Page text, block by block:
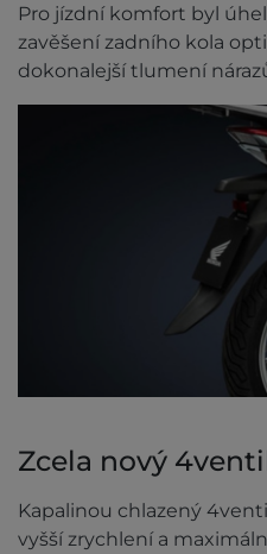
Pro jízdní komfort byl
zavěšení zadního kola
dokonalejší tlumení
Zcela nový
Kapalinou chlazený
vyšší zrychlení a